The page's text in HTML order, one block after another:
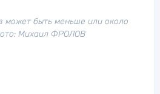
может быть меньше или около
Михаил ФРОЛОВ